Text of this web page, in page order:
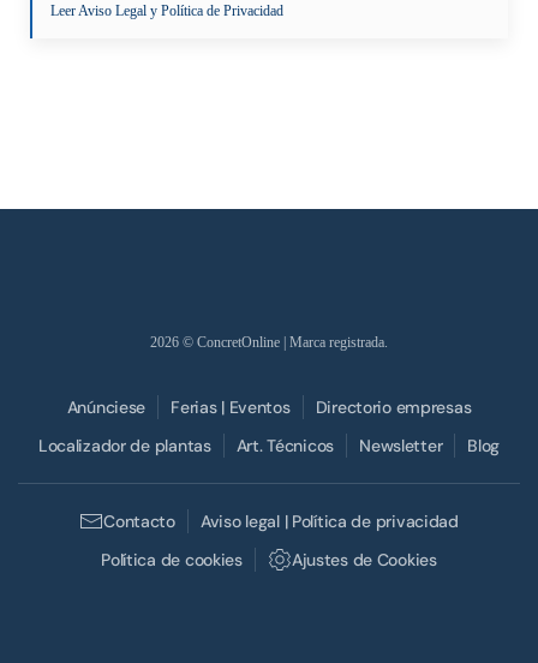
Leer Aviso Legal y Política de Privacidad
2026 © ConcretOnline | Marca registrada.
Anúnciese Ferias | Eventos
Directorio empresas
Localizador de plantas
Art. Técnicos Newsletter Blog
Contacto
Aviso legal | Política de privacidad
Política de cookies
Ajustes de Cookies